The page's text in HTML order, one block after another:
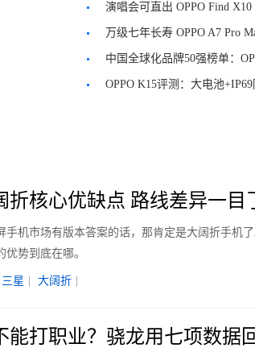
演唱会可直出 OPPO Find
万级七年长寿 OPPO A7 Pro
中国全球化品牌50强榜单：
OPPO K15评测：大电池
折核心优缺点 路线差异一目
手机市场有版本答案的话，那肯定是大阔折手机
势到底在哪。
三星 大阔折
能打职业？骁龙用七项数据